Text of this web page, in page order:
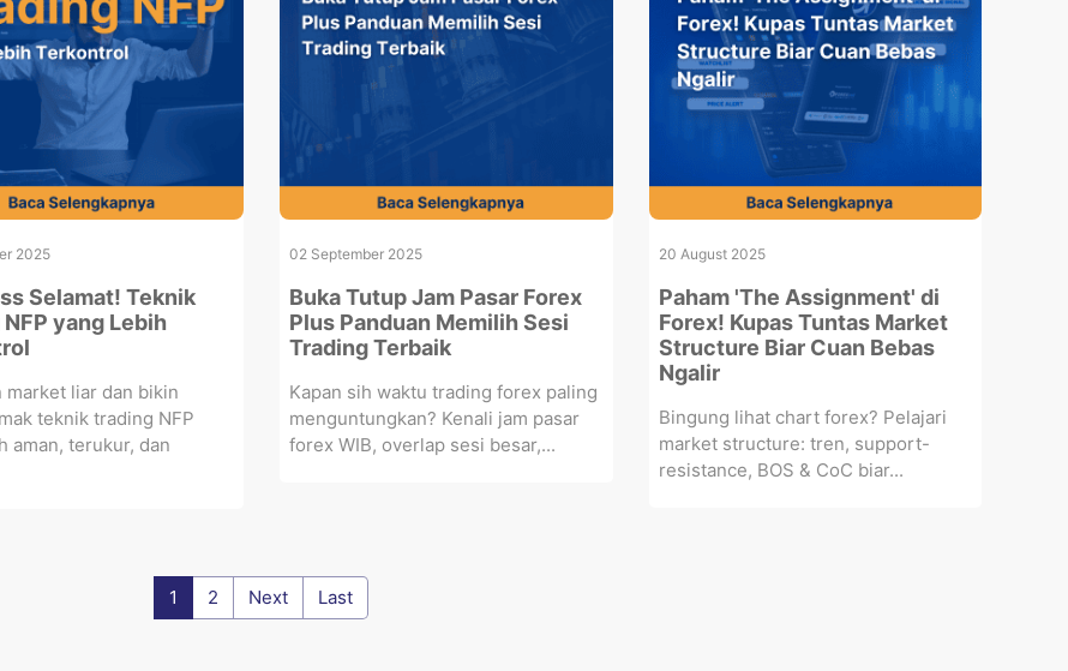
2025
Selamat! Teknik
yang Lebih
market liar dan bikin
teknik trading NFP
aman, terukur, dan
02 September 2025
Buka Tutup Jam Pasar Forex
Plus Panduan Memilih Sesi
Trading Terbaik
Kapan sih waktu trading forex paling
menguntungkan? Kenali jam pasar
forex WIB, overlap sesi besar,...
20 August 2025
Paham 'The Assignment' di
Forex! Kupas Tuntas Market
Structure Biar Cuan Bebas
Ngalir
Bingung lihat chart forex? Pelajari
market structure: tren, support-
resistance, BOS & CoC biar...
1 2 Next Last